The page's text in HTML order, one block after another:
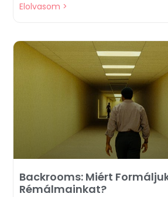
Elolvasom >
Backrooms: Miért
Rémálmainkat?